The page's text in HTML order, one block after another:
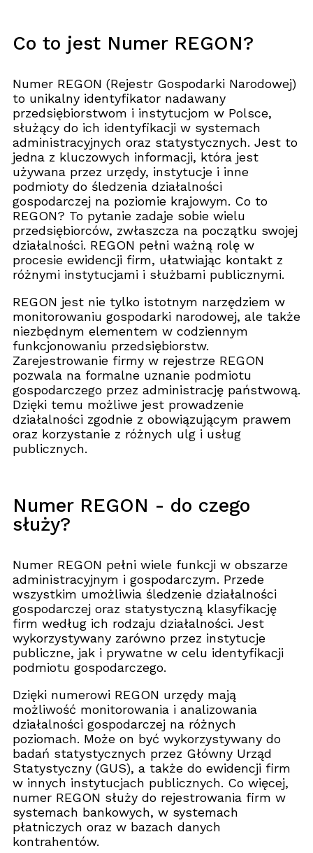
Co to jest Numer REGON?
Numer REGON (Rejestr Gospodarki Narodowej)
to unikalny identyfikator nadawany
przedsiębiorstwom i instytucjom w Polsce,
służący do ich identyfikacji w systemach
administracyjnych oraz statystycznych. Jest to
jedna z kluczowych informacji, która jest
używana przez urzędy, instytucje i inne
podmioty do śledzenia działalności
gospodarczej na poziomie krajowym. Co to
REGON? To pytanie zadaje sobie wielu
przedsiębiorców, zwłaszcza na początku swojej
działalności. REGON pełni ważną rolę w
procesie ewidencji firm, ułatwiając kontakt z
różnymi instytucjami i służbami publicznymi.
REGON jest nie tylko istotnym narzędziem w
monitorowaniu gospodarki narodowej, ale także
niezbędnym elementem w codziennym
funkcjonowaniu przedsiębiorstw.
Zarejestrowanie firmy w rejestrze REGON
pozwala na formalne uznanie podmiotu
gospodarczego przez administrację państwową.
Dzięki temu możliwe jest prowadzenie
działalności zgodnie z obowiązującym prawem
oraz korzystanie z różnych ulg i usług
publicznych.
Numer REGON - do czego
służy?
Numer REGON pełni wiele funkcji w obszarze
administracyjnym i gospodarczym. Przede
wszystkim umożliwia śledzenie działalności
gospodarczej oraz statystyczną klasyfikację
firm według ich rodzaju działalności. Jest
wykorzystywany zarówno przez instytucje
publiczne, jak i prywatne w celu identyfikacji
podmiotu gospodarczego.
Dzięki numerowi REGON urzędy mają
możliwość monitorowania i analizowania
działalności gospodarczej na różnych
poziomach. Może on być wykorzystywany do
badań statystycznych przez Główny Urząd
Statystyczny (GUS), a także do ewidencji firm
w innych instytucjach publicznych. Co więcej,
numer REGON służy do rejestrowania firm w
systemach bankowych, w systemach
płatniczych oraz w bazach danych
kontrahentów.